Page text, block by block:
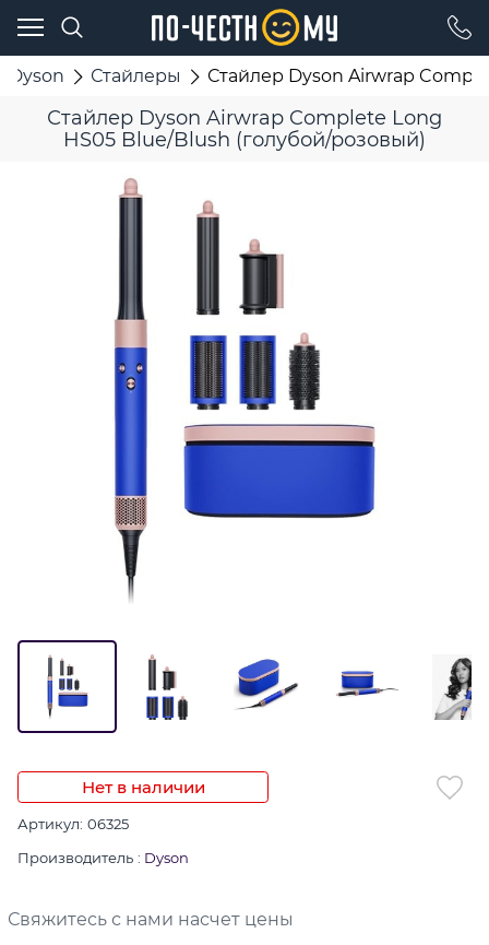
Dyson Стайлеры Стайлер Dyson Airwrap
Стайлер Dyson Airwrap Complete Long
HS05 Blue/Blush (голубой/розовый)
Нет в наличии
Артикул: 06325
Производитель : Dyson
Свяжитесь с нами насчет цены